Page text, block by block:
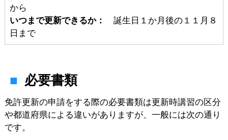
から
いつまで更新できるか：
誕生日１か月後の１１月８
日まで
必要書類
免許更新の申請をする際の必要書類は更新時講習の区分
や都道府県による違いがありますが、一般には次の通り
です。